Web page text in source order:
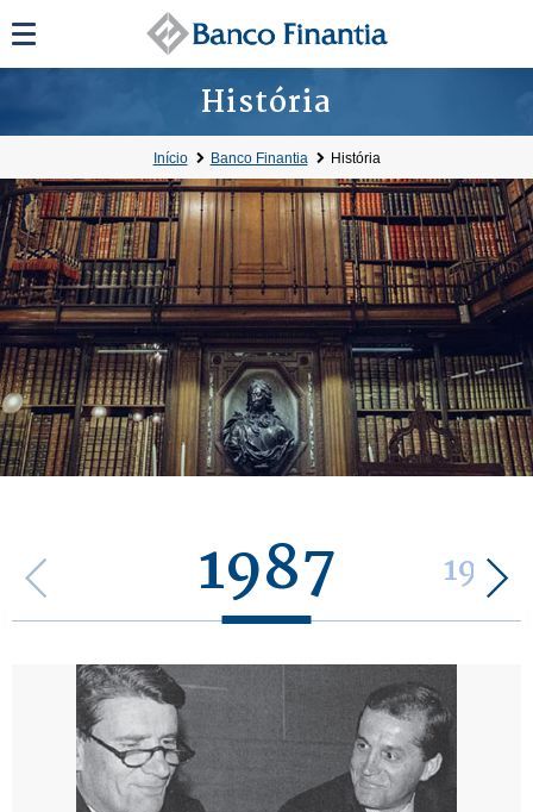
História
Início Banco Finantia História
1987 1988